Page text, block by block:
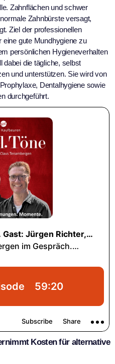
Zahnflächen und schwer
Zahnbürste versagt,
Ziel der professionellen
eine gute Mundhygiene zu
persönlichen Hygieneverhalten
dabei die tägliche, selbst
und unterstützen. Sie wird von
Dentalhygiene sowie
durchgeführt.
Kosten für alternative